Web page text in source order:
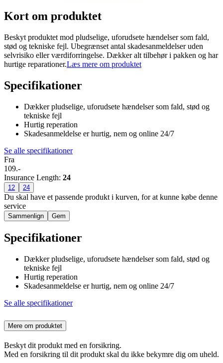
Kort om produktet
Beskyt produktet mod pludselige, uforudsete hændelser som fald,
stød og tekniske fejl. Ubegrænset antal skadesanmeldelser uden
selvrisiko eller værdiforringelse. Dækker alt tilbehør i pakken og har
hurtige reparationer.Læs mere om produktet
Specifikationer
Dækker pludselige, uforudsete hændelser som fald, stød og
tekniske fejl
Hurtig reperation
Skadesanmeldelse er hurtig, nem og online 24/7
Se alle specifikationer
Fra
109.-
Insurance Length: 24
12 24
Du skal have et passende produkt i kurven, for at kunne købe denne
service
Sammenlign Gem
Specifikationer
Dækker pludselige, uforudsete hændelser som fald, stød og
tekniske fejl
Hurtig reperation
Skadesanmeldelse er hurtig, nem og online 24/7
Se alle specifikationer
Mere om produktet
Beskyt dit produkt med en forsikring.
Med en forsikring til dit produkt skal du ikke bekymre dig om uheld.